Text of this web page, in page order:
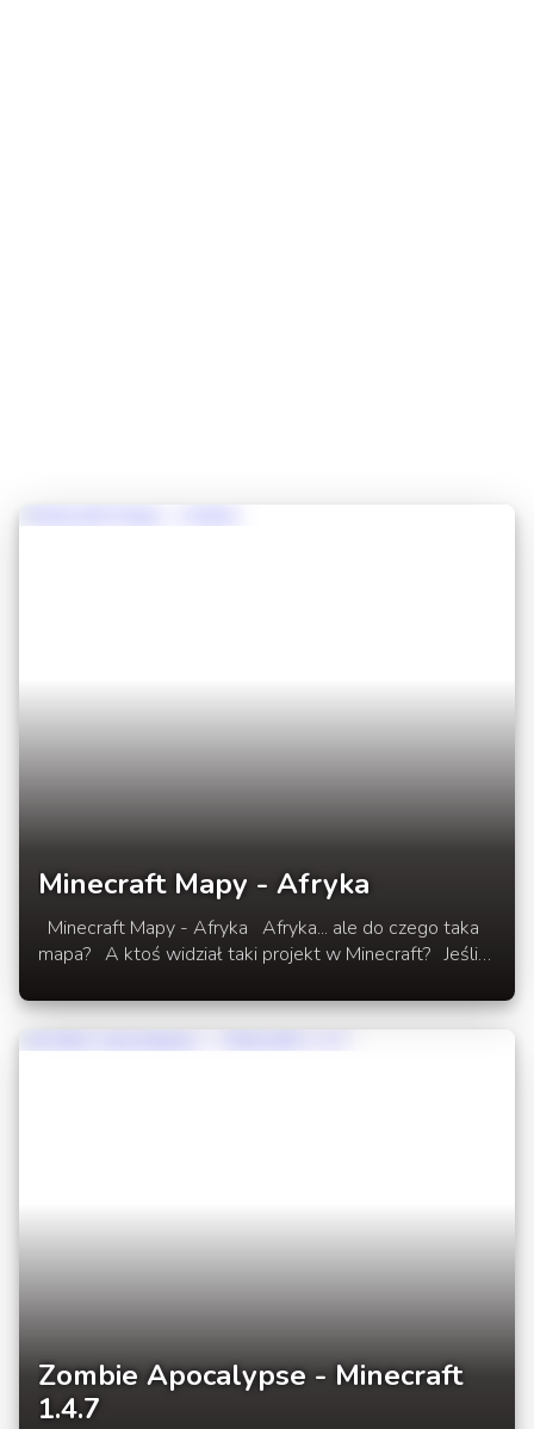
Minecraft Mapy - Afryka
Minecraft Mapy - Afryka Afryka... ale do czego taka
mapa? A ktoś widział taki projekt w Minecraft? Jeśli
tworzone przez znakomitych ludzi i społeczności w
Minecraft, ta mapa jest dla Ciebie.
Zombie Apocalypse - Minecraft
1.4.7